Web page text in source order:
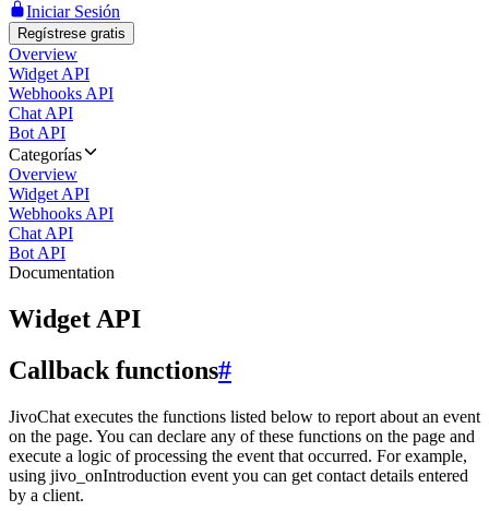
Iniciar Sesión
Regístrese gratis
Overview
Widget API
Webhooks API
Chat API
Bot API
Categorías
Overview
Widget API
Webhooks API
Chat API
Bot API
Documentation
Widget API
Callback functions#
JivoChat executes the functions listed below to report about an event
on the page. You can declare any of these functions on the page and
execute a logic of processing the event that occurred. For example,
using jivo_onIntroduction event you can get contact details entered
by a client.